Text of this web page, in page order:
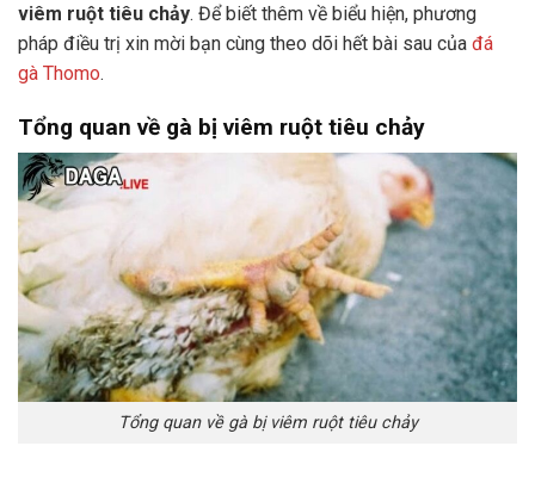
viêm ruột tiêu chảy. Để biết thêm về biểu hiện, phương
pháp điều trị xin mời bạn cùng theo dõi hết bài sau của đá
gà Thomo.
Tổng quan về gà bị viêm ruột tiêu chảy
Tổng quan về gà bị viêm ruột tiêu chảy